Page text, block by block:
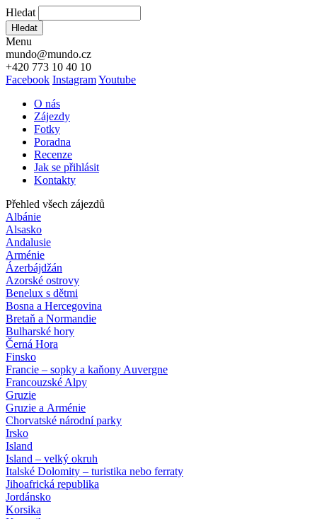
Hledat
Hledat
Menu
mundo@mundo.cz
+420 773 10 40 10
Facebook InstagramYoutube
O nás
Zájezdy
Fotky
Poradna
Recenze
Jak se přihlásit
Kontakty
Přehled všech zájezdů
Albánie
Alsasko
Andalusie
Arménie
Ázerbájdžán
Azorské ostrovy
Benelux s dětmi
Bosna a Hercegovina
Bretaň a Normandie
Bulharské hory
Černá Hora
Finsko
Francie – sopky a kaňony Auvergne
Francouzské Alpy
Gruzie
Gruzie a Arménie
Chorvatské národní parky
Irsko
Island
Island – velký okruh
Italské Dolomity – turistika nebo ferraty
Jihoafrická republika
Jordánsko
Korsika